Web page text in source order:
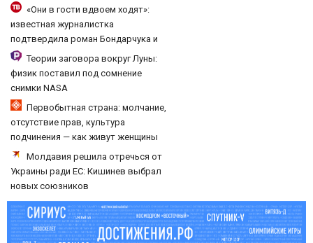
«Они в гости вдвоем ходят»:
известная журналистка
подтвердила роман Бондарчука и
Исаковой
Теории заговора вокруг Луны:
физик поставил под сомнение
снимки NASA
Первобытная страна: молчание,
отсутствие прав, культура
подчинения — как живут женщины
Северной Кореи
Молдавия решила отречься от
Украины ради ЕС: Кишинев выбрал
новых союзников